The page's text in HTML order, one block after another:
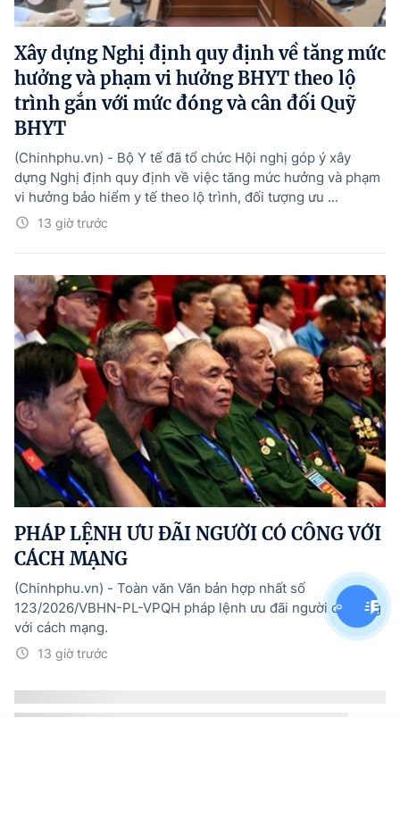
Xây dựng Nghị định quy định về tăng mức
hưởng và phạm vi hưởng BHYT theo lộ
trình gắn với mức đóng và cân đối Quỹ
BHYT
13 giờ trước
(Chinhphu.vn) - Bộ Y tế đã tổ chức Hội nghị góp ý xây
dựng Nghị định quy định về việc tăng mức hưởng và phạm
vi hưởng bảo hiểm y tế theo lộ trình, đối tượng ưu ...
PHÁP LỆNH ƯU ĐÃI NGƯỜI CÓ CÔNG VỚI
CÁCH MẠNG
13 giờ trước
(Chinhphu.vn) - Toàn văn Văn bản hợp nhất số
123/2026/VBHN-PL-VPQH pháp lệnh ưu đãi người có công
với cách mạng.